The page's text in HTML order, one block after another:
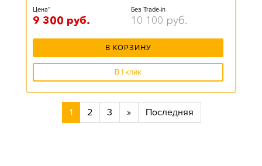
Цена*
9 300 руб.
Без Trade-in
10 100 руб.
В КОРЗИНУ
В 1 клик
1 2 3 » Последняя